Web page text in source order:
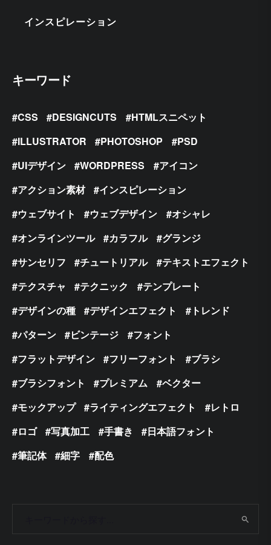
インスピレーション
キーワード
CSS DESIGNCUTS
HTMLスニペット
ILLUSTRATOR
PHOTOSHOP
PSD
UIデザイン
WORDPRESS
アイコン
アクション素材
インスピレーション
ウェブサイト
ウェブデザイン
オシャレ
オンラインツール
カラフル
グランジ
サンセリフ
チュートリアル
テキストエフェクト
テクスチャ
テクニック
テンプレート
デザインの種
デザインエフェクト
トレンド
パターン
ビンテージ
フォント
フラットデザイン
フリーフォント
ブラシ
ブラシフォント
プレミアム
ベクター
モックアップ
ライティングエフェクト
レトロ
ロゴ
写真加工 手書き
日本語フォント
筆記体
細字 配色